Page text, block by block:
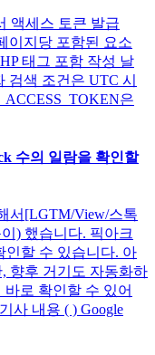
액세스 토큰 발급
이지당 포함된 요소
태그 포함 작성 날
검색 조건은 UTC 시
은
수의 일람을 확인할
서[LGTM/View/스톡
) 했습니다. 픽아크
인할 수 있습니다. 아
향후 거기도 자동화하
로 확인할 수 있어
사 내용 ( ) Google